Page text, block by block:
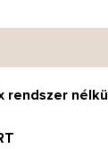
rendszer